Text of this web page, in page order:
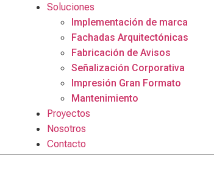
Soluciones
Implementación de marca
Fachadas Arquitectónicas​
Fabricación de Avisos​
Señalización Corporativa​
Impresión Gran Formato​
Mantenimiento​
Proyectos
Nosotros
Contacto